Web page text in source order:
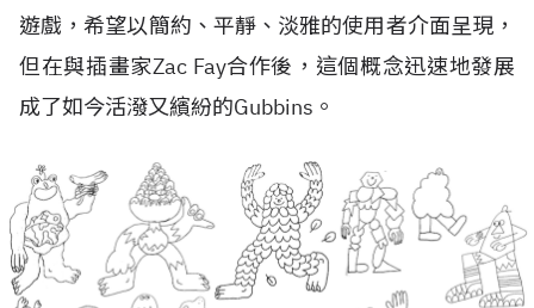
遊戲，希望以簡約、平靜、淡雅的使用者介面呈現，
但在與插畫家Zac Fay合作後，這個概念迅速地發展
成了如今活潑又繽紛的Gubbins。